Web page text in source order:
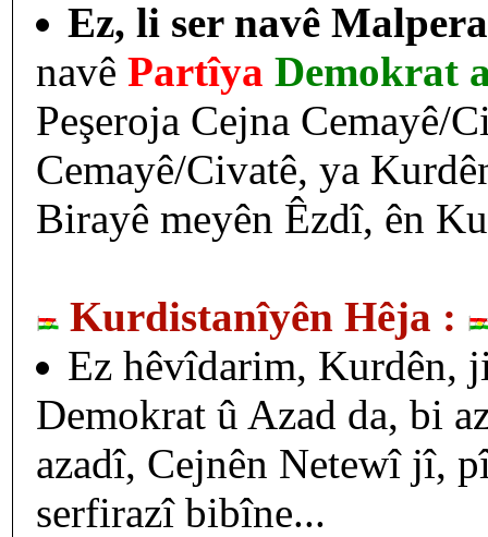
Ez, li ser navê
navê Partîya Demokrat
Peşeroja Cejna Cemayê/
Cemayê/Civatê, ya
Birayê meyên Êzdî, ên
Kurdistanîyên Hêja :
Ez hêvîdarim, Kurdên,
Demokrat û Azad da, bi
azadî, Cejnên Netewî jî,
serfirazî bibîne...